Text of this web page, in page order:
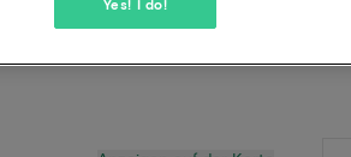
Yes! I do!